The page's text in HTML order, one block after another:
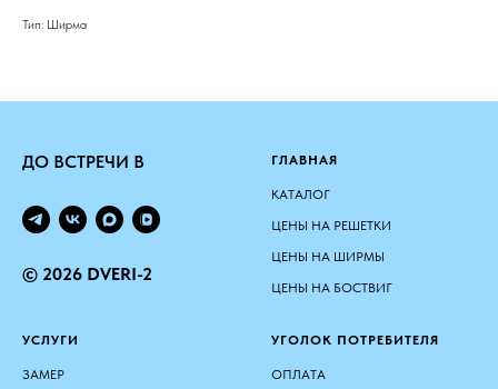
Тип: Ширма
ДО ВСТРЕЧИ В
© 2026 DVERI-2
ГЛАВНАЯ
КАТАЛОГ
ЦЕНЫ НА РЕШЕТКИ
ЦЕНЫ НА ШИРМЫ
ЦЕНЫ НА БОСТВИГ
УСЛУГИ
ЗАМЕР
УГОЛОК ПОТРЕБИТЕЛЯ
ОПЛАТА